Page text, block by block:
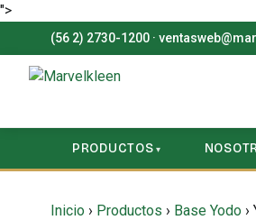
">
(56 2) 2730-1200 ·
PRODUCTOS
Inicio › Productos › Base Yodo ›